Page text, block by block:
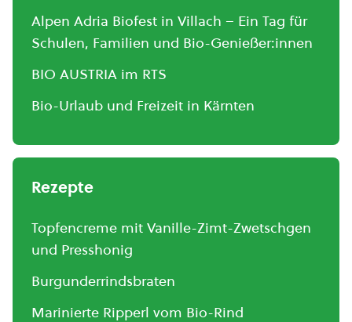
Alpen Adria Biofest in Villach – Ein Tag für
Schulen, Familien und Bio-Genießer:innen
BIO AUSTRIA im RTS
Bio-Urlaub und Freizeit in Kärnten
Rezepte
Topfencreme mit Vanille-Zimt-Zwetschgen
und Presshonig
Burgunderrindsbraten
Marinierte Ripperl vom Bio-Rind